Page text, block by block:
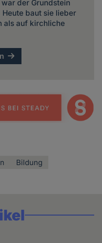
der Grundstein
baut sie lieber
als auf kirchliche
Bildung